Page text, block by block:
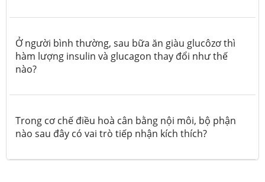
Ở người bình thường, sau bữa ăn giàu glucôzơ thì
hàm lượng insulin và glucagon thay đổi như thế
nào?
Trong cơ chế điều hoà cân bằng nội môi, bộ phận
nào sau đây có vai trò tiếp nhận kích thích?